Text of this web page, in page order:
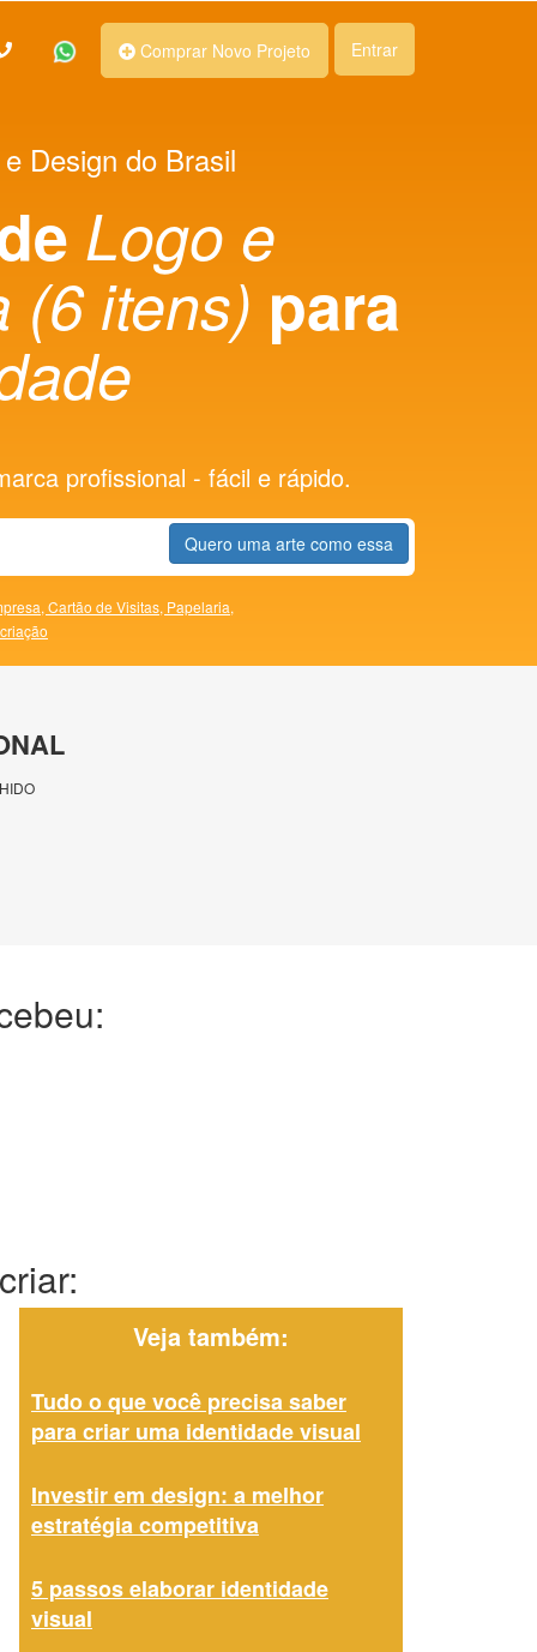
Comprar Novo Projeto Entrar
Design do Brasil
Logo e
(6 itens) para
profissional - fácil e rápido.
Quero uma arte como essa
Cartão de Visitas, Papelaria,
Veja também:
Tudo o que você precisa saber
para criar uma identidade visual
Investir em design: a melhor
estratégia competitiva
5 passos elaborar identidade
visual